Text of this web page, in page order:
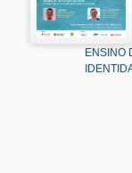
ENSINO